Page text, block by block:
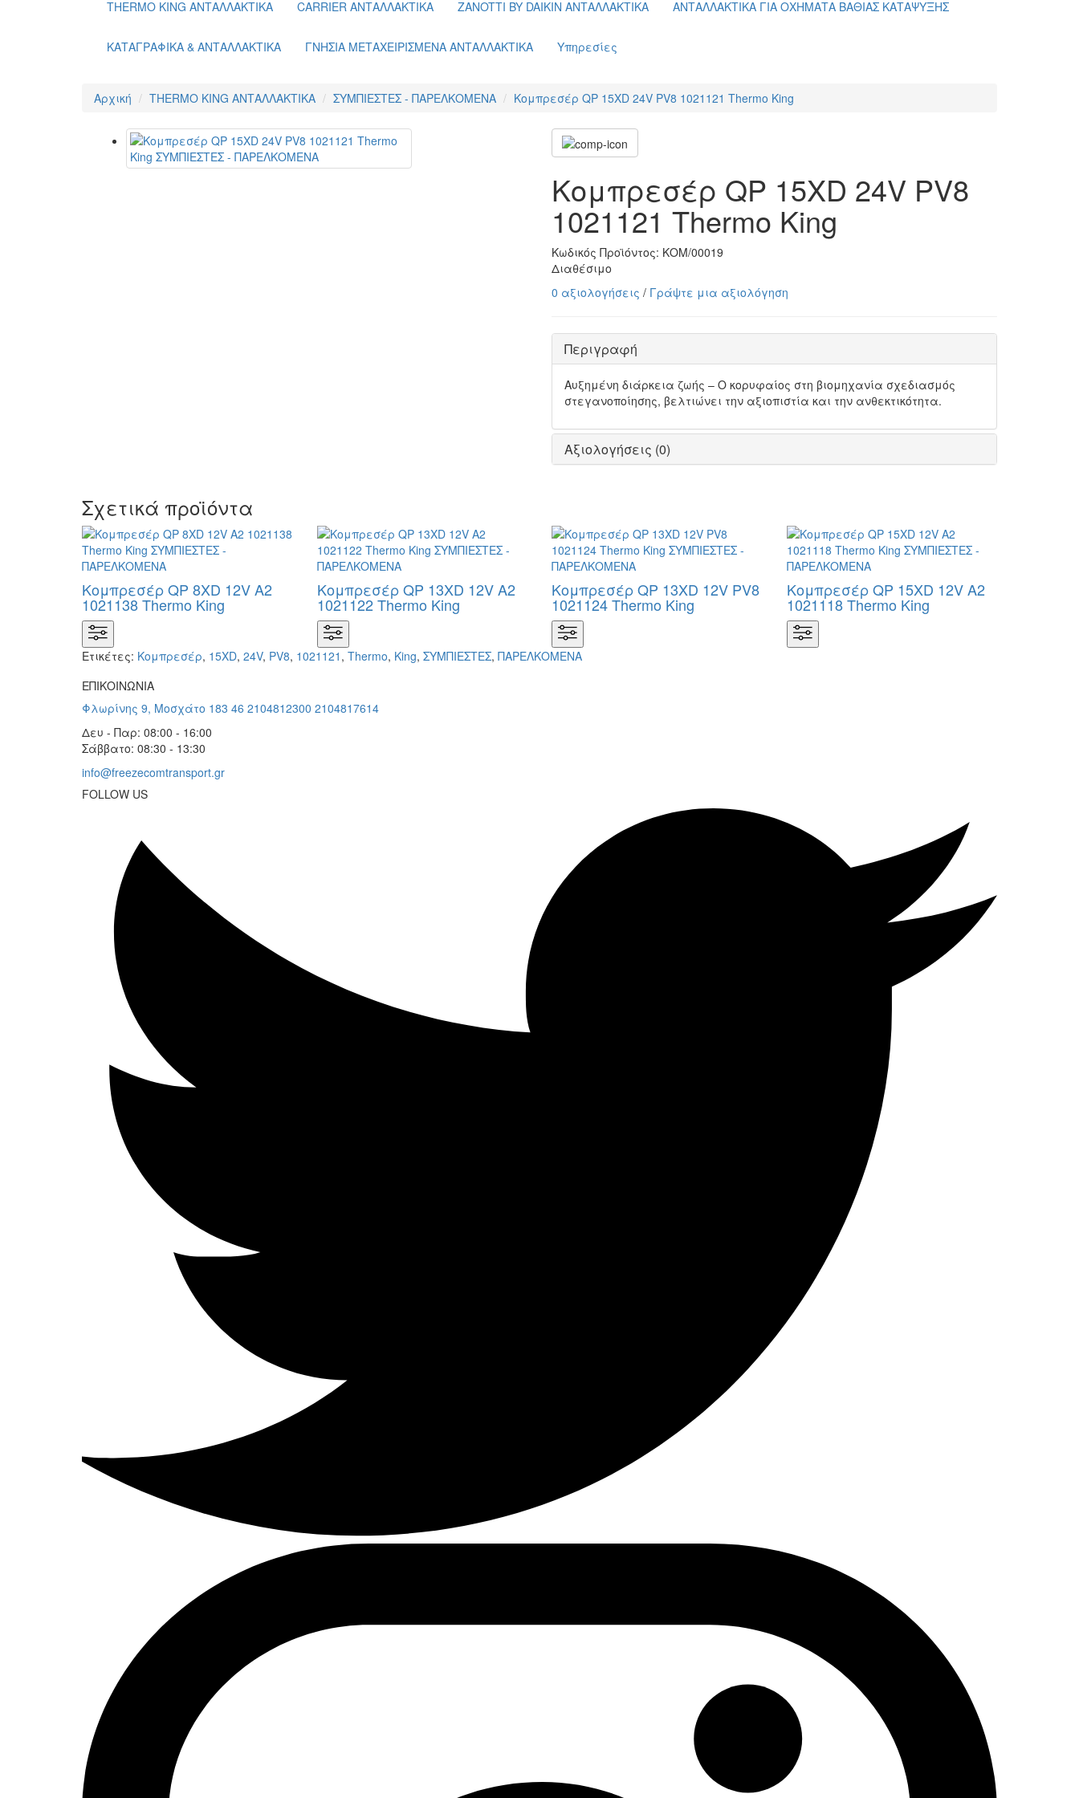
THERMO KING ΑΝΤΑΛΛΑΚΤΙΚΑ CARRIER ΑΝΤΑΛΛΑΚΤΙΚΑ ZANOTTI BY DAIKIN ΑΝΤΑΛΛΑΚΤΙΚΑ ΑΝΤΑΛΛΑΚΤΙΚΑ ΓΙΑ ΟΧΗΜΑΤΑ ΒΑΘΙΑΣ ΚΑΤΑΨΥΞΗΣ
ΚΑΤΑΓΡΑΦΙΚΑ & ΑΝΤΑΛΛΑΚΤΙΚΑ ΓΝΗΣΙΑ ΜΕΤΑΧΕΙΡΙΣΜΕΝΑ ΑΝΤΑΛΛΑΚΤΙΚΑ Υπηρεσίες
Αρχική THERMO KING ΑΝΤΑΛΛΑΚΤΙΚΑ ΣΥΜΠΙΕΣΤΕΣ - ΠΑΡΕΛΚΟΜΕΝΑ Κομπρεσέρ QP 15XD 24V PV8 1021121 Thermo King
Κομπρεσέρ QP 15XD 24V PV8
1021121 Thermo King
Κωδικός Προϊόντος: ΚΟΜ/00019
Διαθέσιμο
0 αξιολογήσεις / Γράψτε μια αξιολόγηση
Περιγραφή
Αυξημένη διάρκεια ζωής – Ο κορυφαίος στη βιομηχανία σχεδιασμός
στεγανοποίησης, βελτιώνει την αξιοπιστία και την ανθεκτικότητα.
Αξιολογήσεις (0)
Σχετικά προϊόντα
Κομπρεσέρ QP 8XD 12V A2
1021138 Thermo King
Κομπρεσέρ QP 13XD 12V A2
1021122 Thermo King
Κομπρεσέρ QP 13XD 12V PV8
1021124 Thermo King
Κομπρεσέρ QP 15XD 12V A2
1021118 Thermo King
Ετικέτες: Κομπρεσέρ, 15XD, 24V, PV8, 1021121 , Thermo, King, ΣΥΜΠΙΕΣΤΕΣ, ΠΑΡΕΛΚΟΜΕΝΑ
ΕΠΙΚΟΙΝΩΝΙΑ
Φλωρίνης 9, Μοσχάτο 183 46 2104812300 2104817614
Δευ - Παρ: 08:00 - 16:00
Σάββατο: 08:30 - 13:30
info@freezecomtransport.gr
FOLLOW US